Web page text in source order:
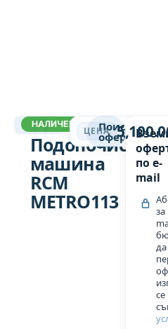
13345
НАЛИЧЕН
ПОДОПОЧИСТВАЩИ МАШИНИ
машина
RCM
METRO113
ЦЕНАПоискай
оферта →
по e-
mail
се